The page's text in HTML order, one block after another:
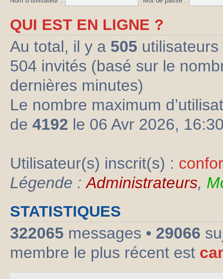
QUI EST EN LIGNE ?
Au total, il y a 505
504 invités (basé sur le
dernières minutes)
Le nombre maximum
de 4192 le 06 Avr 2026,
Utilisateur(s) inscrit(s) :
Légende :Administrateurs,
STATISTIQUES
322065 messages • 29066
membre le plus récent est